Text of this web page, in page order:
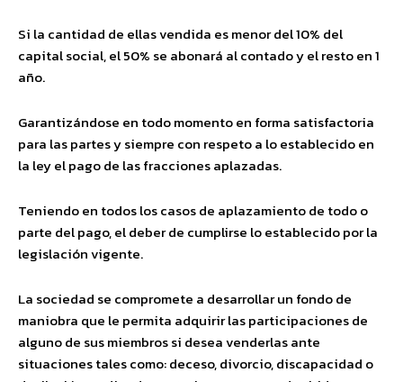
Si la cantidad de ellas vendida es menor del 10% del
capital social, el 50% se abonará al contado y el resto en 1
año.
Garantizándose en todo momento en forma satisfactoria
para las partes y siempre con respeto a lo establecido en
la ley el pago de las fracciones aplazadas.
Teniendo en todos los casos de aplazamiento de todo o
parte del pago, el deber de cumplirse lo establecido por la
legislación vigente.
La sociedad se compromete a desarrollar un fondo de
maniobra que le permita adquirir las participaciones de
alguno de sus miembros si desea venderlas ante
situaciones tales como: deceso, divorcio, discapacidad o